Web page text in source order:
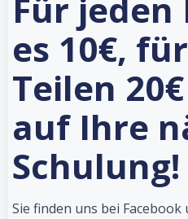
Für jeden
es 10€,
Teilen
auf Ihre
Schulung!
Sie finden uns bei Facebook